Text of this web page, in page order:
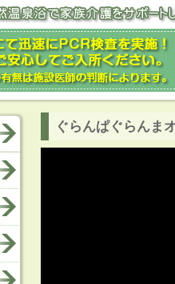
ぐらんぱぐらんま